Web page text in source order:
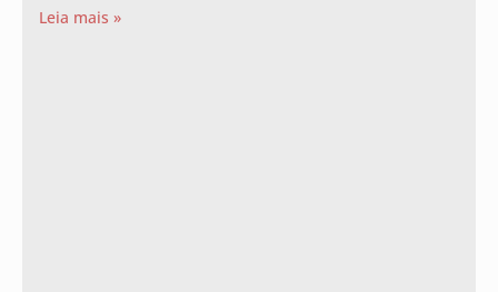
Leia mais »